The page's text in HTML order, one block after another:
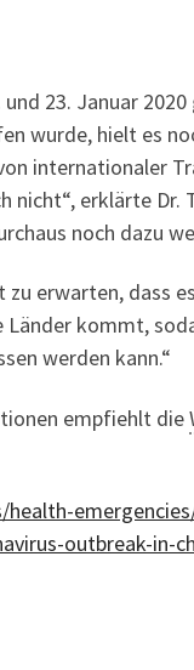
und 23. Januar
wurde, hielt es
internationaler
nicht“, erklärte
noch dazu
erwarten, dass
Länder kommt,
werden kann.“
empfiehlt die
outbreak-in-